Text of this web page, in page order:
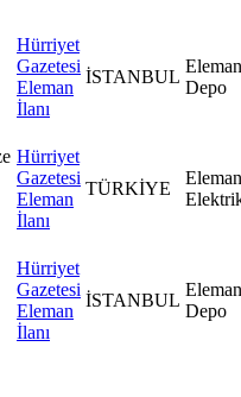
Hürriyet
Gazetesi
Eleman
İlanı
İSTANBUL
Depo
Hürriyet
Gazetesi
Eleman
İlanı
TÜRKİYE
Hürriyet
Gazetesi
Eleman
İlanı
İSTANBUL
Depo